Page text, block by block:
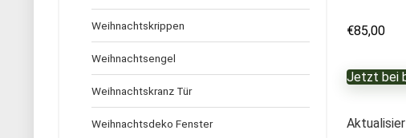
€85,00
Jetzt bei
Weihnachtskrippen
Weihnachtsengel
Weihnachtskranz Tür
Weihnachtsdeko Fenster